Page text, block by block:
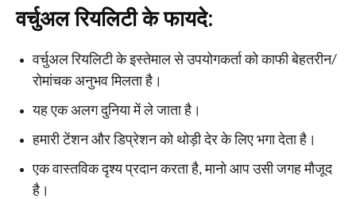
वर्चुअल रियलिटी के फायदे:
वर्चुअल रियलिटी के इस्तेमाल से उपयोगकर्ता को काफी बेहतरीन/
रोमांचक अनुभव मिलता है।
यह एक अलग दुनिया में ले जाता है।
हमारी टेंशन और डिप्रेशन को थोड़ी देर के लिए भगा देता है।
एक वास्तविक दृश्य प्रदान करता है, मानो आप उसी जगह मौजूद
है।